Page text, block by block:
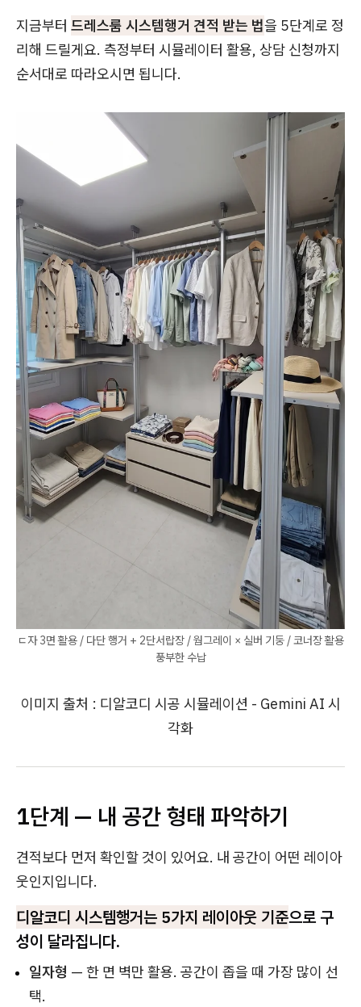
지금부터 드레스룸 시스템행거 견적 받는 법을 5단계로 정
리해 드릴게요. 측정부터 시뮬레이터 활용, 상담 신청까지
순서대로 따라오시면 됩니다.
ㄷ자 3면 활용 / 다단 행거 + 2단서랍장 / 웜그레이 × 실버 기둥 / 코너장 활용
풍부한 수납
이미지 출처 : 디알코디 시공 시뮬레이션 - Gemini AI 시
각화
1단계 — 내 공간 형태 파악하기
견적보다 먼저 확인할 것이 있어요. 내 공간이 어떤 레이아
웃인지입니다.
디알코디 시스템행거는 5가지 레이아웃 기준으로 구
성이 달라집니다.
일자형 — 한 면 벽만 활용. 공간이 좁을 때 가장 많이 선
택.